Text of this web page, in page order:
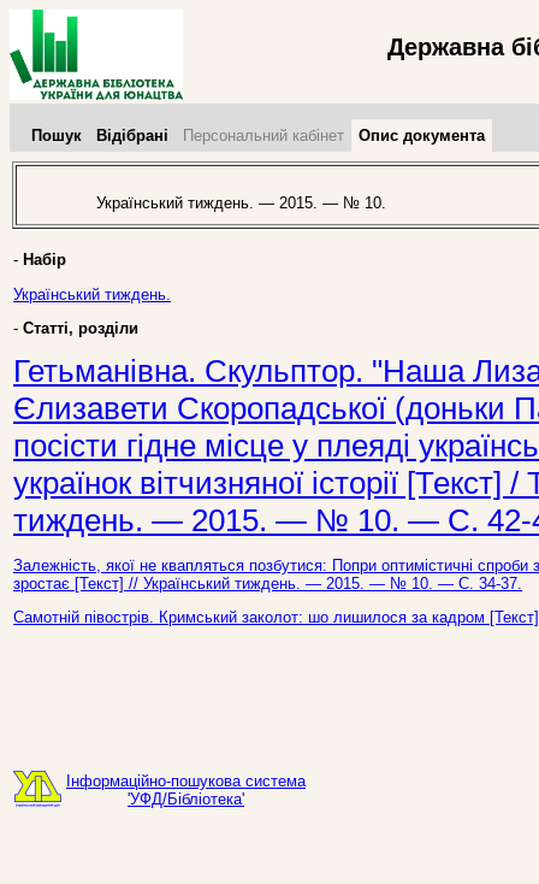
Державна
Пошук Відібрані Персональний кабінет Опис документа
Український тиждень. — 2015. — № 10.
- Набір
Український тиждень.
- Статті, розділи
Гетьманівна. Скульптор. "Наша
Єлизавети Скоропадської (доньки
посісти гідне місце у плеяді
українок вітчизняної історії
тиждень. — 2015. — № 10. — С. 42-
Залежність, якої не квапляться позбутися: Попри оптимістичні спроби
зростає [Текст] // Український тиждень. — 2015. — № 10. — С. 34-37.
Самотній півострів. Кримський заколот: шо лишилося за кадром
Інформаційно-пошукова система
'УФД/Бібліотека'